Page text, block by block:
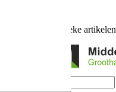
unieke artikelen